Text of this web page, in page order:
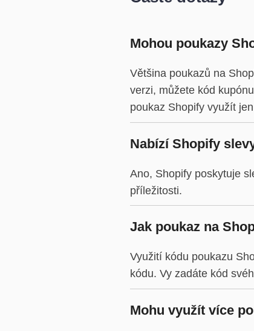
Mohou poukazy
Většina poukazů na
verzi, můžete kód
poukaz Shopify využít
Nabízí Shopify
Ano, Shopify poskytuje
příležitosti.
Jak poukaz na
Využití kódu poukazu
kódu. Vy zadáte kód
Mohu využít více